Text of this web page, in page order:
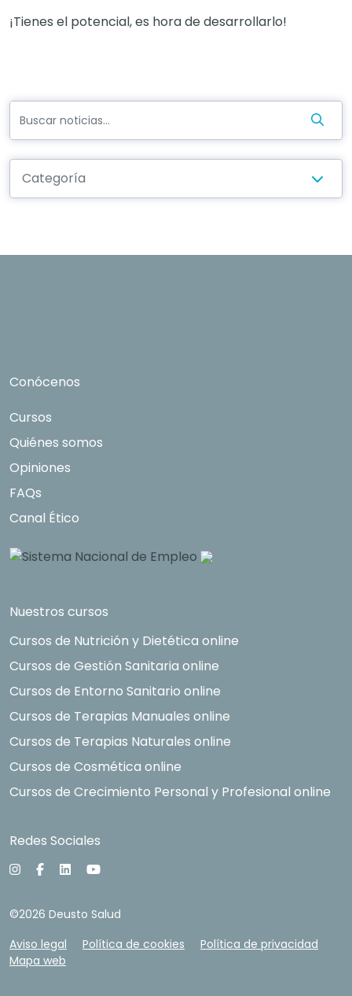
¡Tienes el potencial, es hora de desarrollarlo!
Categoría
Conócenos
Cursos
Quiénes somos
Opiniones
FAQs
Canal Ético
Nuestros cursos
Cursos de Nutrición y Dietética online
Cursos de Gestión Sanitaria online
Cursos de Entorno Sanitario online
Cursos de Terapias Manuales online
Cursos de Terapias Naturales online
Cursos de Cosmética online
Cursos de Crecimiento Personal y Profesional online
Redes Sociales
©2026 Deusto Salud
Aviso legal
Política de cookies
Política de privacidad
Mapa web